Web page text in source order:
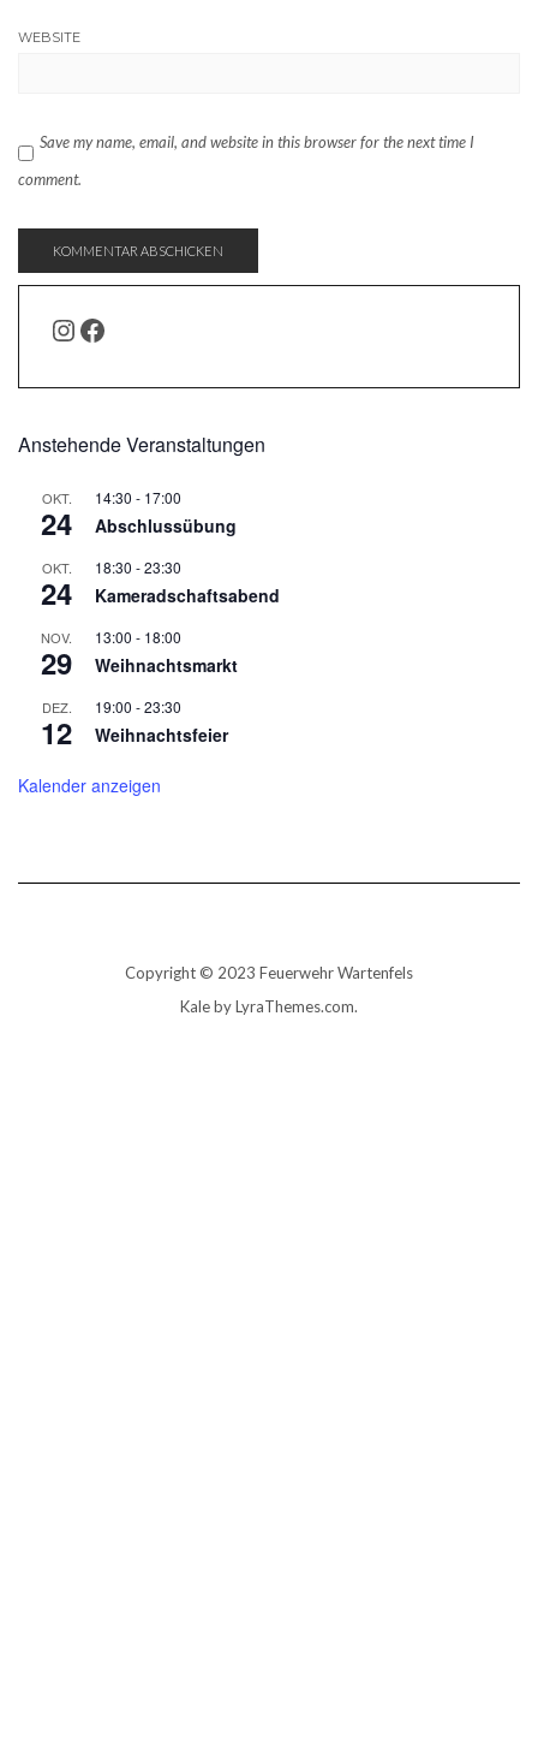
WEBSITE
Save my name, email, and website in this browser for the next time I
comment.
INSTAGRAM
FACEBOOK
Anstehende Veranstaltungen
OKT.
24
14:30 - 17:00
Abschlussübung
OKT.
24
18:30 -23:30
Kameradschaftsabend
NOV.
29
13:00 - 18:00
Weihnachtsmarkt
DEZ.
12
19:00 -23:30
Weihnachtsfeier
Kalender anzeigen
Copyright © 2023 Feuerwehr Wartenfels
Kaleby LyraThemes.com.